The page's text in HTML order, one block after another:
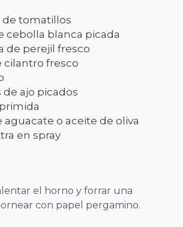
de tomatillos
cebolla blanca picada
de perejil fresco
cilantro fresco
de ajo picados
aguacate o aceite de oliva
en spray
el horno y forrar una
con papel pergamino.